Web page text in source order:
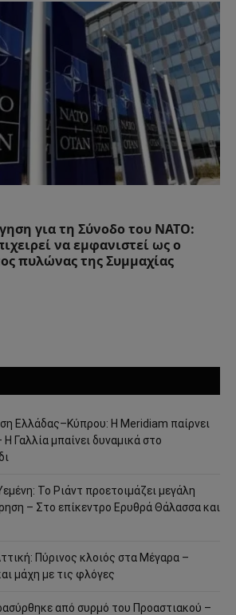
για τη Σύνοδο του ΝΑΤΟ:
να εμφανιστεί ως ο
πυλώνας της Συμμαχίας
Ελλάδας–Κύπρου: Η Meridiam παίρνει
Γαλλία μπαίνει δυναμικά στο
Το Ριάντ προετοιμάζει μεγάλη
– Στο επίκεντρο Ερυθρά Θάλασσα και
Πύρινος κλοιός στα Μέγαρα –
μάχη με τις φλόγες
από συρμό του Προαστιακού –